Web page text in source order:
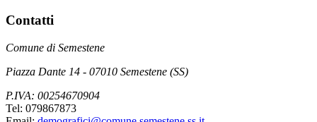
Contatti
Comune di Semestene
Piazza Dante 14 - 07010 Semestene (SS)
P.IVA: 00254670904
Tel: 079867873